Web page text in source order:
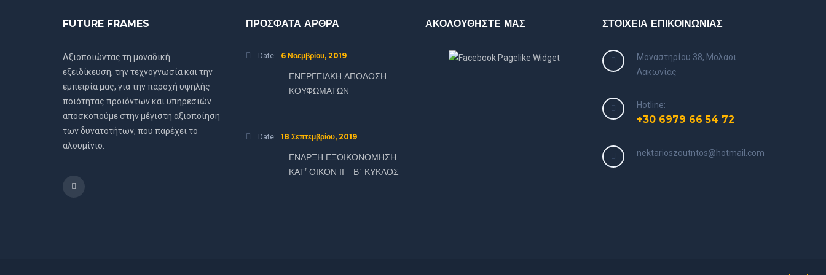
FUTURE FRAMES
Αξιοποιώντας τη μοναδική
εξειδίκευση, την τεχνογνωσία και την
εμπειρία μας, για την παροχή υψηλής
ποιότητας προϊόντων και υπηρεσιών
αποσκοπούμε στην μέγιστη αξιοποίηση
των δυνατοτήτων, που παρέχει το
αλουμίνιο.
ΠΡΟΣΦΑΤΑ ΑΡΘΡΑ
Date: 6 Νοεμβρίου, 2019
ΕΝΕΡΓΕΙΑΚΗ ΑΠΟΔΟΣΗ
ΚΟΥΦΩΜΑΤΩΝ
Date: 18 Σεπτεμβρίου, 2019
ΕΝΑΡΞΗ ΕΞΟΙΚΟΝΟΜΗΣΗ
ΚΑΤ’ ΟΙΚΟΝ ΙΙ – Β΄ ΚΥΚΛΟΣ
ΑΚΟΛΟΥΘΗΣΤΕ ΜΑΣ ΣΤΟΙΧΕΙΑ ΕΠΙΚΟΙΝΩΝΙΑΣ
Μοναστηρίου 38, Μολάοι
Λακωνίας
Hotline:
+30 6979 66 54 72
nektarioszoutntos@hotmail.com